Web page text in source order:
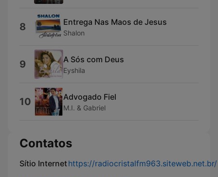
8 Entrega Nas Maos de Jesus
Shalon
9 A Sós com Deus
Eyshila
10 Advogado Fiel
M.I. & Gabriel
Contatos
Sítio Internethttps://radiocristalfm963.siteweb.net.br/